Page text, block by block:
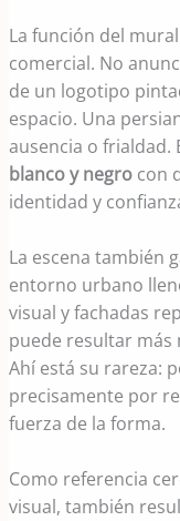
La función del
comercial. No
de un logotipo
espacio. Una
ausencia o frialdad.
blanco y negro con
identidad y
La escena también
entorno urbano
visual y fachadas
puede resultar más
Ahí está su rareza:
precisamente por
fuerza de la forma.
Como referencia
visual, también